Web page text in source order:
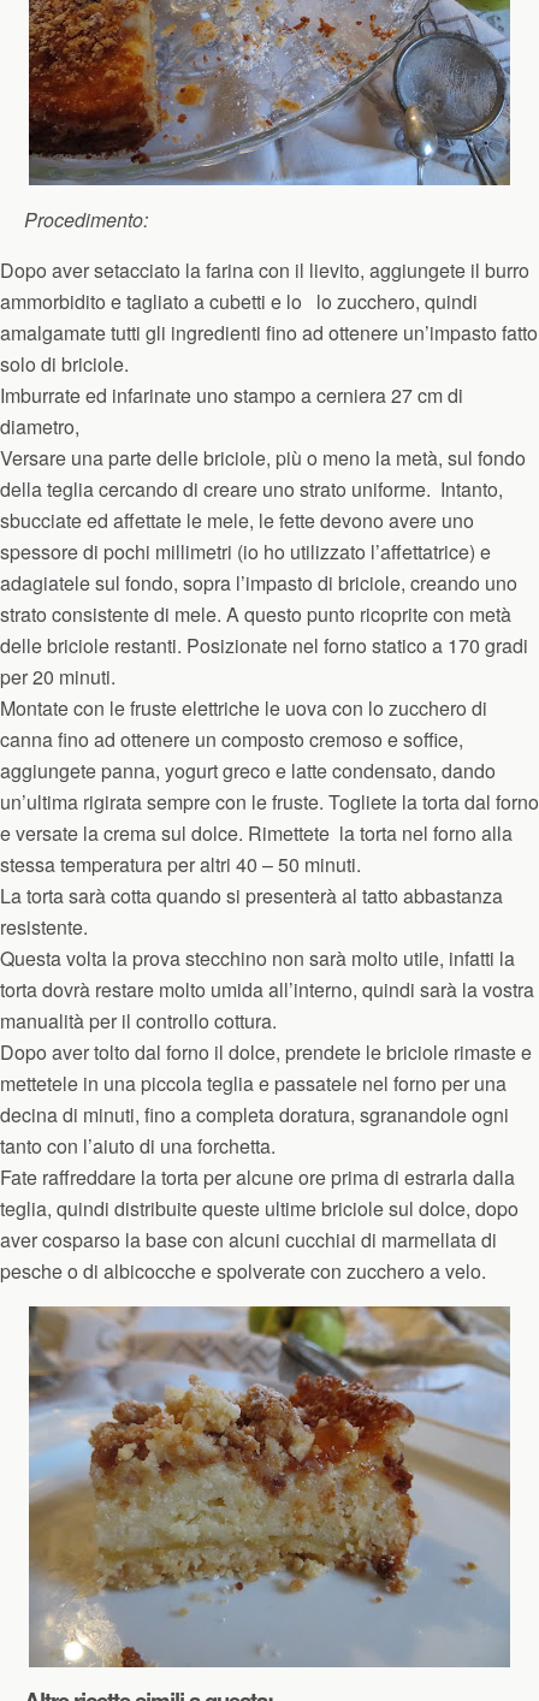
Procedimento:
Dopo aver setacciato la farina con il lievito, aggiungete il burro
ammorbidito e tagliato a cubetti e lo lo zucchero, quindi
amalgamate tutti gli ingredienti fino ad ottenere un’impasto fatto
solo di briciole.
Imburrate ed infarinate uno stampo a cerniera 27 cm di
diametro,
Versare una parte delle briciole, più o meno la metà, sul fondo
della teglia cercando di creare uno strato uniforme. Intanto,
sbucciate ed affettate le mele, le fette devono avere uno
spessore di pochi millimetri (io ho utilizzato l’affettatrice) e
adagiatele sul fondo, sopra l’impasto di briciole, creando uno
strato consistente di mele. A questo punto ricoprite con metà
delle briciole restanti. Posizionate nel forno statico a 170 gradi
per 20 minuti.
Montate con le fruste elettriche le uova con lo zucchero di
canna fino ad ottenere un composto cremoso e soffice,
aggiungete panna, yogurt greco e latte condensato, dando
un’ultima rigirata sempre con le fruste. Togliete la torta dal forno
e versate la crema sul dolce. Rimettete la torta nel forno alla
stessa temperatura per altri 40 – 50 minuti.
La torta sarà cotta quando si presenterà al tatto abbastanza
resistente.
Questa volta la prova stecchino non sarà molto utile, infatti la
torta dovrà restare molto umida all’interno, quindi sarà la vostra
manualità per il controllo cottura.
Dopo aver tolto dal forno il dolce, prendete le briciole rimaste e
mettetele in una piccola teglia e passatele nel forno per una
decina di minuti, fino a completa doratura, sgranandole ogni
tanto con l’aiuto di una forchetta.
Fate raffreddare la torta per alcune ore prima di estrarla dalla
teglia, quindi distribuite queste ultime briciole sul dolce, dopo
aver cosparso la base con alcuni cucchiai di marmellata di
pesche o di albicocche e spolverate con zucchero a velo.